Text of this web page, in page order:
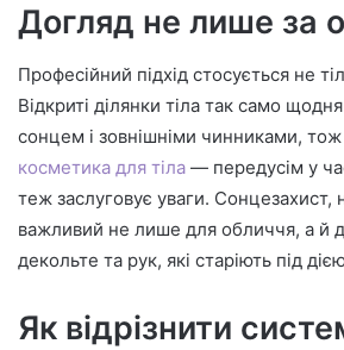
Догляд не лише за
Професійний підхід стосується не
Відкриті ділянки тіла так само
сонцем і зовнішніми чинниками, тож
косметика для тіла — передусім у
теж заслуговує уваги. Сонцезахист,
важливий не лише для обличчя, а й
декольте та рук, які старіють під
Як відрізнити